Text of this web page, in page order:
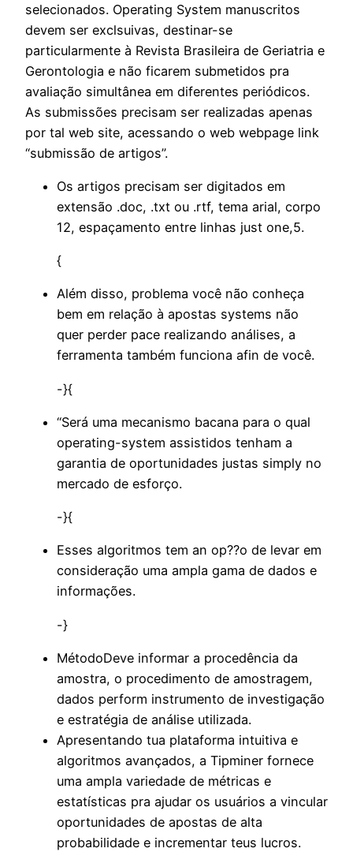
selecionados. Operating System manuscritos
devem ser exclsuivas, destinar-se
particularmente à Revista Brasileira de Geriatria e
Gerontologia e não ficarem submetidos pra
avaliação simultânea em diferentes periódicos.
As submissões precisam ser realizadas apenas
por tal web site, acessando o web webpage link
“submissão de artigos”.
Os artigos precisam ser digitados em
extensão .doc, .txt ou .rtf, tema arial, corpo
12, espaçamento entre linhas just one,5.
{
Além disso, problema você não conheça
bem em relação à apostas systems não
quer perder pace realizando análises, a
ferramenta também funciona afin de você.
-}{
“Será uma mecanismo bacana para o qual
operating-system assistidos tenham a
garantia de oportunidades justas simply no
mercado de esforço.
-}{
Esses algoritmos tem an op??o de levar em
consideração uma ampla gama de dados e
informações.
-}
MétodoDeve informar a procedência da
amostra, o procedimento de amostragem,
dados perform instrumento de investigação
e estratégia de análise utilizada.
Apresentando tua plataforma intuitiva e
algoritmos avançados, a Tipminer fornece
uma ampla variedade de métricas e
estatísticas pra ajudar os usuários a vincular
oportunidades de apostas de alta
probabilidade e incrementar teus lucros.